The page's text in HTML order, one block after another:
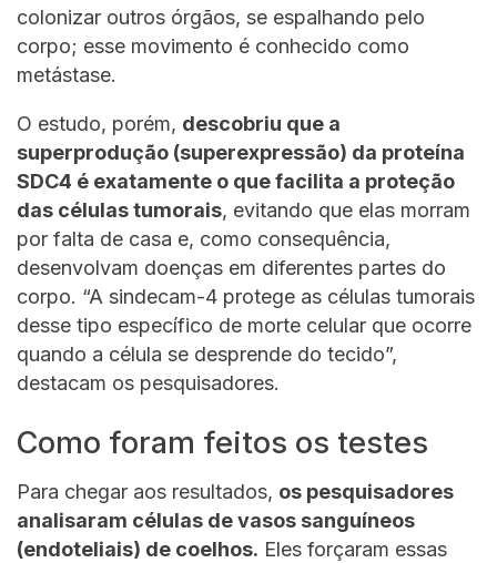
colonizar outros órgãos, se espalhando pelo
corpo; esse movimento é conhecido como
metástase.
O estudo, porém, descobriu que a
superprodução (superexpressão) da proteína
SDC4 é exatamente o que facilita a proteção
das células tumorais, evitando que elas morram
por falta de casa e, como consequência,
desenvolvam doenças em diferentes partes do
corpo. “A sindecam-4 protege as células tumorais
desse tipo específico de morte celular que ocorre
quando a célula se desprende do tecido”,
destacam os pesquisadores.
Como foram feitos os testes
Para chegar aos resultados, os pesquisadores
analisaram células de vasos sanguíneos
(endoteliais) de coelhos. Eles forçaram essas